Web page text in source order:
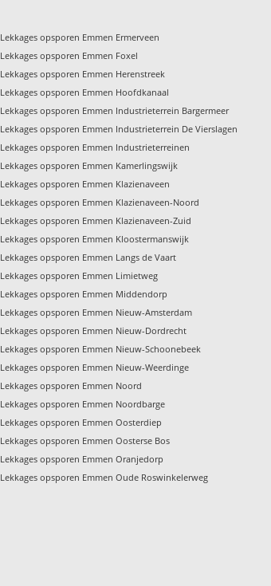
Lekkages opsporen Emmen Ermerveen
Lekkages opsporen Emmen Foxel
Lekkages opsporen Emmen Herenstreek
Lekkages opsporen Emmen Hoofdkanaal
Lekkages opsporen Emmen Industrieterrein Bargermeer
Lekkages opsporen Emmen Industrieterrein De Vierslagen
Lekkages opsporen Emmen Industrieterreinen
Lekkages opsporen Emmen Kamerlingswijk
Lekkages opsporen Emmen Klazienaveen
Lekkages opsporen Emmen Klazienaveen-Noord
Lekkages opsporen Emmen Klazienaveen-Zuid
Lekkages opsporen Emmen Kloostermanswijk
Lekkages opsporen Emmen Langs de Vaart
Lekkages opsporen Emmen Limietweg
Lekkages opsporen Emmen Middendorp
Lekkages opsporen Emmen Nieuw-Amsterdam
Lekkages opsporen Emmen Nieuw-Dordrecht
Lekkages opsporen Emmen Nieuw-Schoonebeek
Lekkages opsporen Emmen Nieuw-Weerdinge
Lekkages opsporen Emmen Noord
Lekkages opsporen Emmen Noordbarge
Lekkages opsporen Emmen Oosterdiep
Lekkages opsporen Emmen Oosterse Bos
Lekkages opsporen Emmen Oranjedorp
Lekkages opsporen Emmen Oude Roswinkelerweg